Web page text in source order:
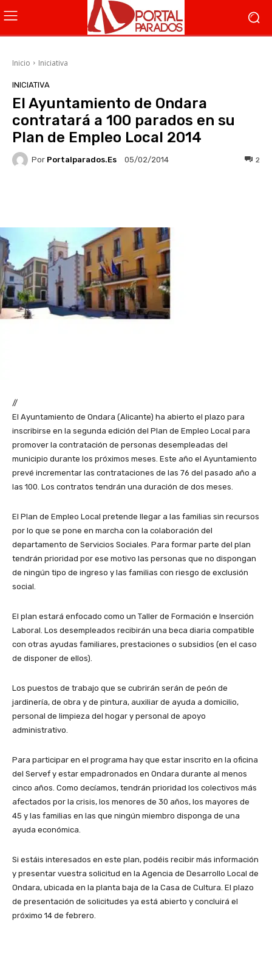
Inicio Iniciativa
INICIATIVA
El Ayuntamiento de Ondara
contratará a 100 parados en su
Plan de Empleo Local 2014
Por Portalparados.es 05/02/2014 2
//
El Ayuntamiento de Ondara (Alicante) ha abierto el plazo para
inscribirse en la segunda edición del Plan de Empleo Local para
promover la contratación de personas desempleadas del
municipio durante los próximos meses. Este año el Ayuntamiento
prevé incrementar las contrataciones de las 76 del pasado año a
las 100. Los contratos tendrán una duración de dos meses.
El Plan de Empleo Local pretende llegar a las familias sin recursos
por lo que se pone en marcha con la colaboración del
departamento de Servicios Sociales. Para formar parte del plan
tendrán prioridad por ese motivo las personas que no dispongan
de ningún tipo de ingreso y las familias con riesgo de exclusión
social.
El plan estará enfocado como un Taller de Formación e Inserción
Laboral. Los desempleados recibirán una beca diaria compatible
con otras ayudas familiares, prestaciones o subsidios (en el caso
de disponer de ellos).
Los puestos de trabajo que se cubrirán serán de peón de
jardinería, de obra y de pintura, auxiliar de ayuda a domicilio,
personal de limpieza del hogar y personal de apoyo
administrativo.
Para participar en el programa hay que estar inscrito en la oficina
del Servef y estar empadronados en Ondara durante al menos
cinco años. Como decíamos, tendrán prioridad los colectivos más
afectados por la crisis, los menores de 30 años, los mayores de
45 y las familias en las que ningún miembro disponga de una
ayuda económica.
Si estáis interesados en este plan, podéis recibir más información
y presentar vuestra solicitud en la Agencia de Desarrollo Local de
Ondara, ubicada en la planta baja de la Casa de Cultura. El plazo
de presentación de solicitudes ya está abierto y concluirá el
próximo 14 de febrero.